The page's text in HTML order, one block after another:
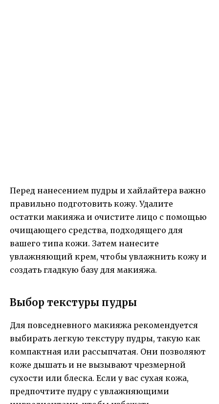
Перед нанесением пудры и хайлайтера важно
правильно подготовить кожу. Удалите
остатки макияжа и очистите лицо с помощью
очищающего средства, подходящего для
вашего типа кожи. Затем нанесите
увлажняющий крем, чтобы увлажнить кожу и
создать гладкую базу для макияжа.
Выбор текстуры пудры
Для повседневного макияжа рекомендуется
выбирать легкую текстуру пудры, такую как
компактная или рассыпчатая. Они позволяют
коже дышать и не вызывают чрезмерной
сухости или блеска. Если у вас сухая кожа,
предпочтите пудру с увлажняющими